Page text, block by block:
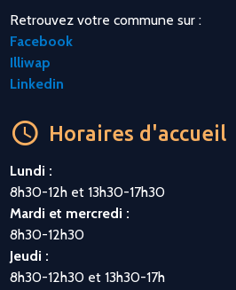
Retrouvez votre commune sur :
Facebook
Illiwap
Linkedin
Horaires d'accueil
Lundi :
8h30-12h et 13h30-17h30
Mardi et mercredi :
8h30-12h30
Jeudi :
8h30-12h30 et 13h30-17h